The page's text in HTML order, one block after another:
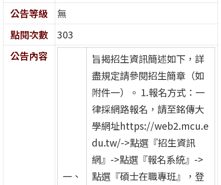
公告等級
無
點閱次數
303
公告內容
一、
旨揭招生資訊簡述如下，詳
盡規定請參閱招生簡章（如
附件一）。 1.報名方式：一
律採網路報名，請至銘傳大
學網址https://web2.mcu.e
du.tw/->點選『招生資訊
網』->點選『報名系統』->
點選『碩士在職專班』，登